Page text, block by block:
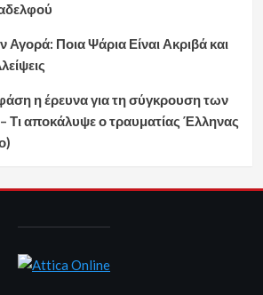
Αγορά: Ποια Ψάρια Είναι Ακριβά και
η έρευνα για τη σύγκρουση των
Τι αποκάλυψε ο τραυματίας Έλληνας